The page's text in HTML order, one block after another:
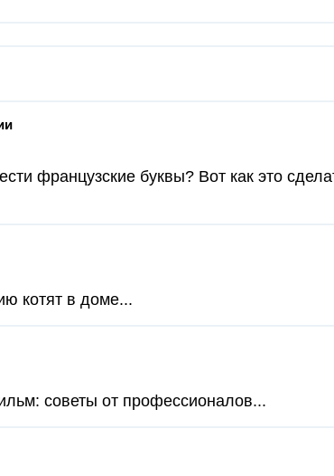
французские буквы? Вот как это
котят в доме...
советы от профессионалов...